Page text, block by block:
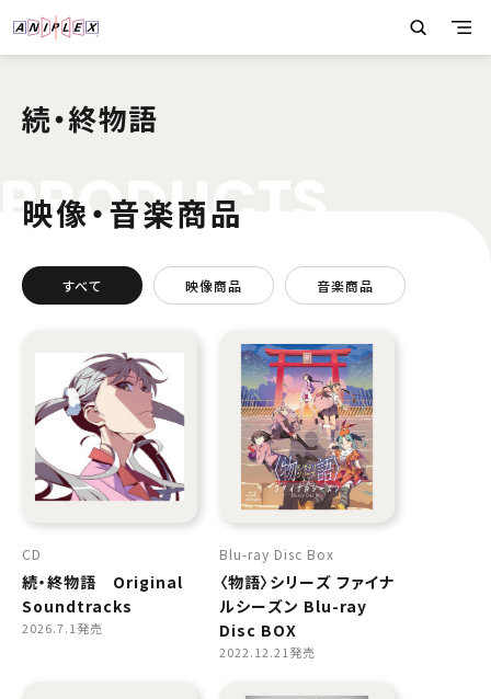
続・終物語
PRODUC
映像・音楽商品
すべて 映像商品 音楽商品
CD
続・終物語 Original
Soundtracks
2026.7.1発売
Blu-ray Disc Box
〈物語〉シリーズ ファイナ
ルシーズン Blu-ray
Disc BOX
2022.12.21発売